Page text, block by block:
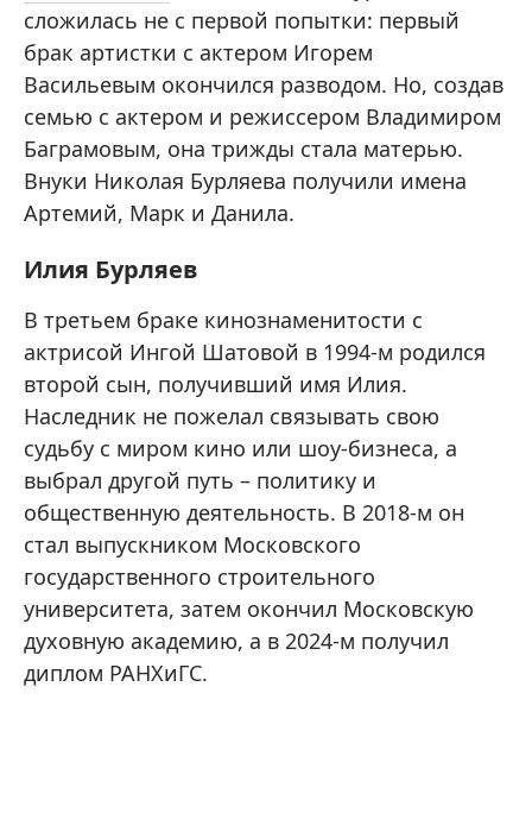
сложилась не с первой попытки: первый
брак артистки с актером Игорем
Васильевым окончился разводом. Но, создав
семью с актером и режиссером Владимиром
Баграмовым, она трижды стала матерью.
Внуки Николая Бурляева получили имена
Артемий, Марк и Данила.
Илия Бурляев
В третьем браке кинознаменитости с
актрисой Ингой Шатовой в 1994-м родился
второй сын, получивший имя Илия.
Наследник не пожелал связывать свою
судьбу с миром кино или шоу-бизнеса, а
выбрал другой путь – политику и
общественную деятельность. В 2018-м он
стал выпускником Московского
государственного строительного
университета, затем окончил Московскую
духовную академию, а в 2024-м получил
диплом РАНХиГС.